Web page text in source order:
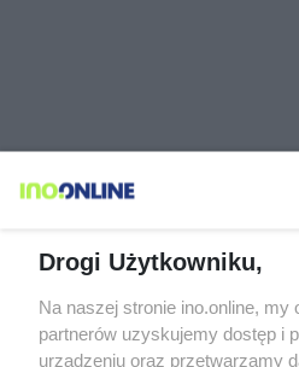
Drogi Użytkowniku,
Na naszej stronie ino.online,
partnerów uzyskujemy dostęp i
urządzeniu oraz przetwarzamy